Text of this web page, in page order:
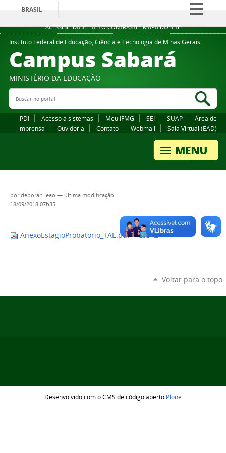
ACESSIBILIDADE ALTO CONTRASTE MAPA DO SITE
BRASIL
Simplifique!
Comunica BR
Participe
Legislação
Instituto Federal de Educação, Ciência e Tecnologia de Minas Gerais
Campus Sabará
MINISTÉRIO DA EDUCAÇÃO
Buscar no portal
PDI Acesso a sistemas Meu IFMG SEI SUAP
Área de
imprensa
Ouvidoria Contato Webmail Sala Virtual (EAD)
pordeborah.leao — última modificação
18/09/2018 07h35
AnexoEstagioProbatorio_TAE.pdf— 252 KB
Voltar para o topo
Desenvolvido com o CMS de código aberto Plone